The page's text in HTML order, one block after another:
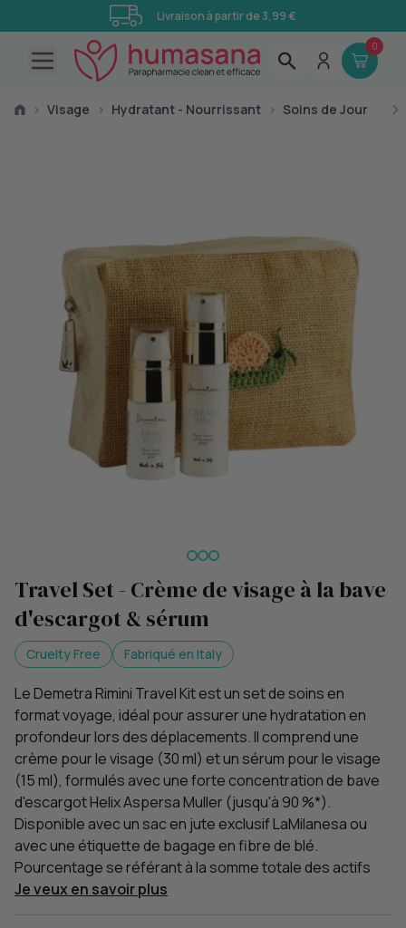
Livraison à partir de 3,99 €
Open main menu
0
› Visage › Hydratant - Nourrissant › Soins de Jour
Travel Set - Crème de visage à la bave
d'escargot & sérum
Cruelty Free Fabriqué en Italy
Le Demetra Rimini Travel Kit est un set de soins en
format voyage, idéal pour assurer une hydratation en
profondeur lors des déplacements. Il comprend une
crème pour le visage (30 ml) et un sérum pour le visage
(15 ml), formulés avec une forte concentration de bave
d'escargot Helix Aspersa Muller (jusqu'à 90 %*).
Disponible avec un sac en jute exclusif LaMilanesa ou
avec une étiquette de bagage en fibre de blé.
Pourcentage se référant à la somme totale des actifs
Je veux en savoir plus